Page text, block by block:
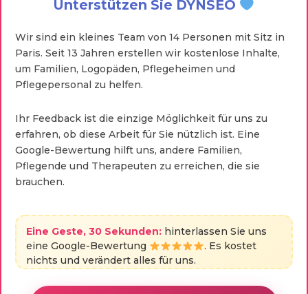
Unterstützen Sie DYNSEO
Wir sind ein kleines Team von 14 Personen mit Sitz in
Paris. Seit 13 Jahren erstellen wir kostenlose Inhalte,
um Familien, Logopäden, Pflegeheimen und
Pflegepersonal zu helfen.
Ihr Feedback ist die einzige Möglichkeit für uns zu
erfahren, ob diese Arbeit für Sie nützlich ist. Eine
Google-Bewertung hilft uns, andere Familien,
Pflegende und Therapeuten zu erreichen, die sie
brauchen.
Eine Geste, 30 Sekunden: hinterlassen Sie uns
eine Google-Bewertung
. Es kostet
nichts und verändert alles für uns.